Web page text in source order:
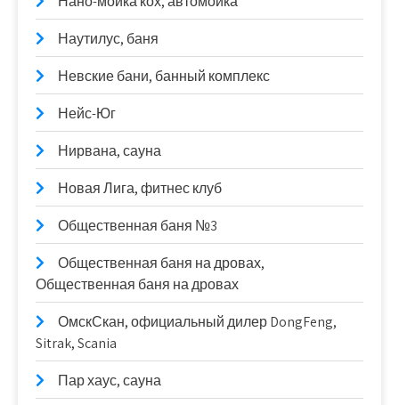
Наутилус, баня
Невские бани, банный комплекс
Нейс-Юг
Нирвана, сауна
Новая Лига, фитнес клуб
Общественная баня №3
Общественная баня на дровах,
Общественная баня на дровах
ОмскСкан, официальный дилер DongFeng,
Sitrak, Scania
Пар хаус, сауна